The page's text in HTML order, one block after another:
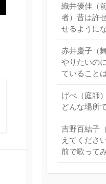
織井優佳（
者）昔は許
せるように
赤井慶子（
やりたいの
ていること
げべ（庭師
どんな場所
吉野百結子
えてくださ
前で歌って